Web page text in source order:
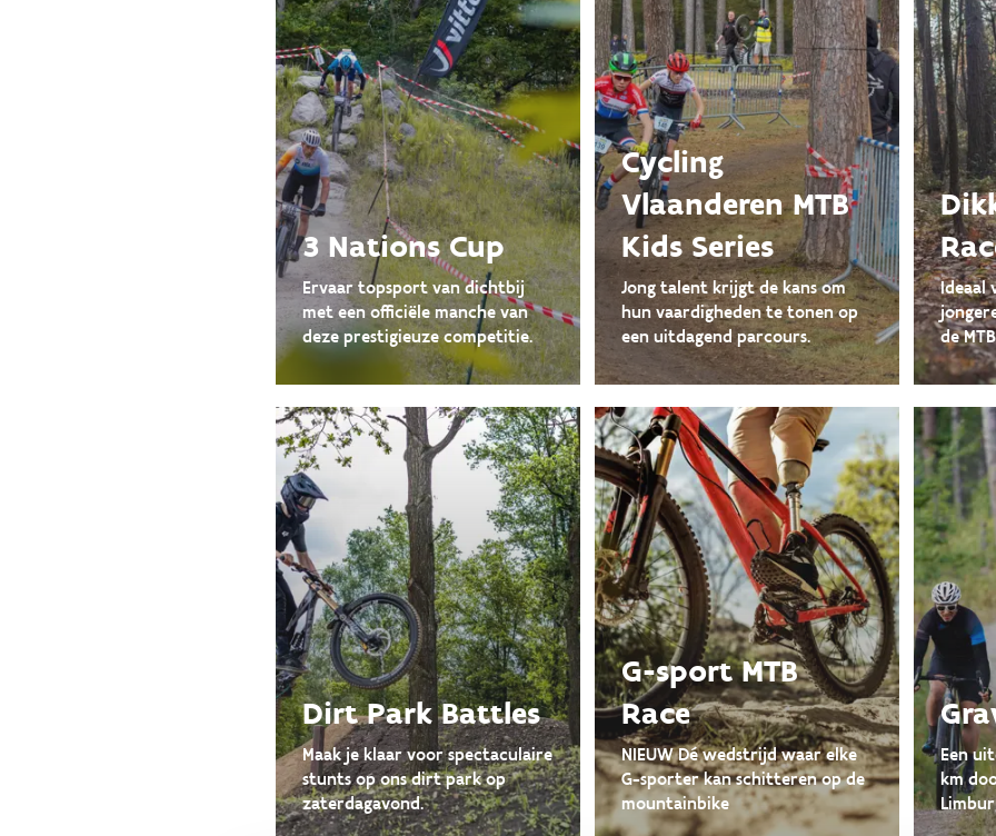
3 Nations Cup
Ervaar topsport van dichtbij
met een officiële manche van
deze prestigieuze competitie.
Cycling
Vlaanderen MTB
Kids Series
Jong talent krijgt de kans om
hun vaardigheden te tonen op
een uitdagend parcours.
Ideaal
de
Dirt Park Battles
Maak je klaar voor spectaculaire
stunts op ons dirt park op
zaterdagavond.
G-sport MTB
Race
NIEUW Dé wedstrijd waar elke
G-sporter kan schitteren op de
mountainbike
Een
km